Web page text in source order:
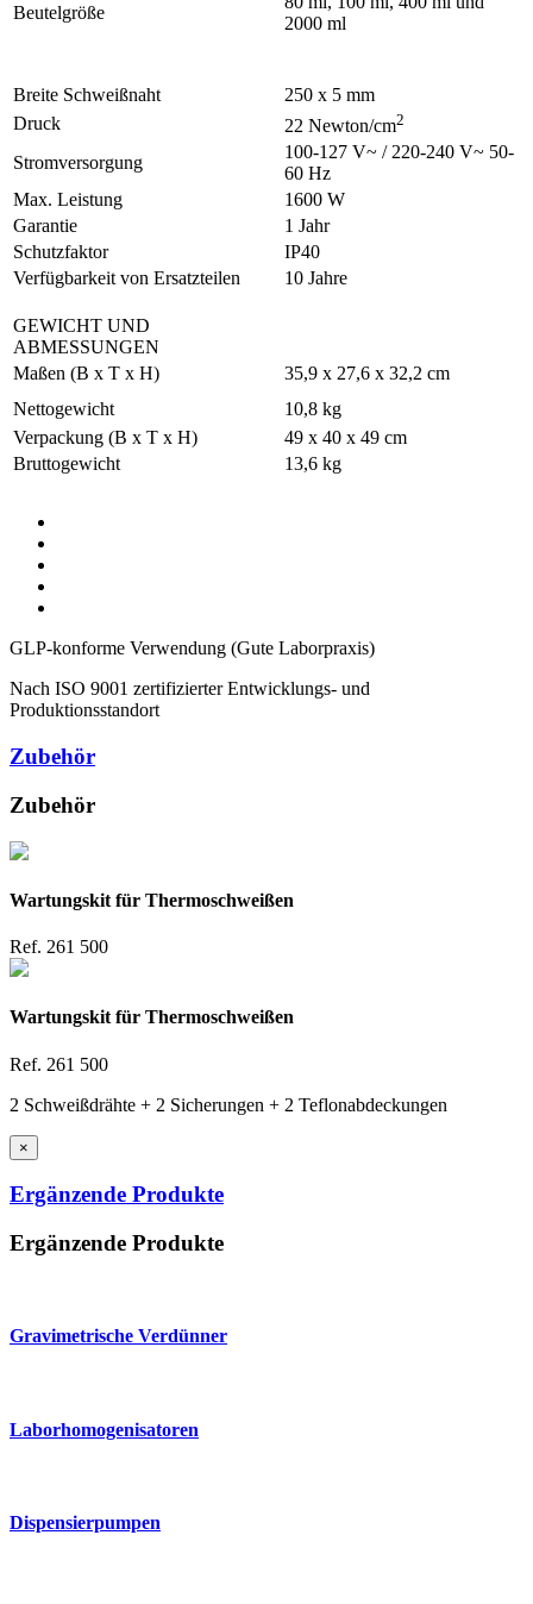
Beutelgröße
2000 ml
Breite Schweißnaht
250 x 5 mm
Druck
22 Newton/cm2
Stromversorgung
100-127 V~ / 220-240 V~ 50-
60 Hz
Max. Leistung
1600 W
Garantie
1 Jahr
Schutzfaktor
IP40
Verfügbarkeit von Ersatzteilen
10 Jahre
GEWICHT UND
ABMESSUNGEN
Maßen (B x T x H)
35,9 x 27,6 x 32,2 cm
Nettogewicht
10,8 kg
Verpackung (B x T x H)
49 x 40 x 49 cm
Bruttogewicht
13,6 kg
GLP-konforme Verwendung (Gute Laborpraxis)
Nach ISO 9001 zertifizierter Entwicklungs- und
Produktionsstandort
Zubehör
Zubehör
Wartungskit für Thermoschweißen
Ref. 261 500
Wartungskit für Thermoschweißen
Ref. 261 500
2 Schweißdrähte + 2 Sicherungen + 2 Teflonabdeckungen
×
Ergänzende Produkte
Ergänzende Produkte
Gravimetrische Verdünner
Laborhomogenisatoren
Dispensierpumpen